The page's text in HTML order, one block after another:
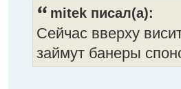
mitek писал(а):
Сейчас вверху
займут банеры